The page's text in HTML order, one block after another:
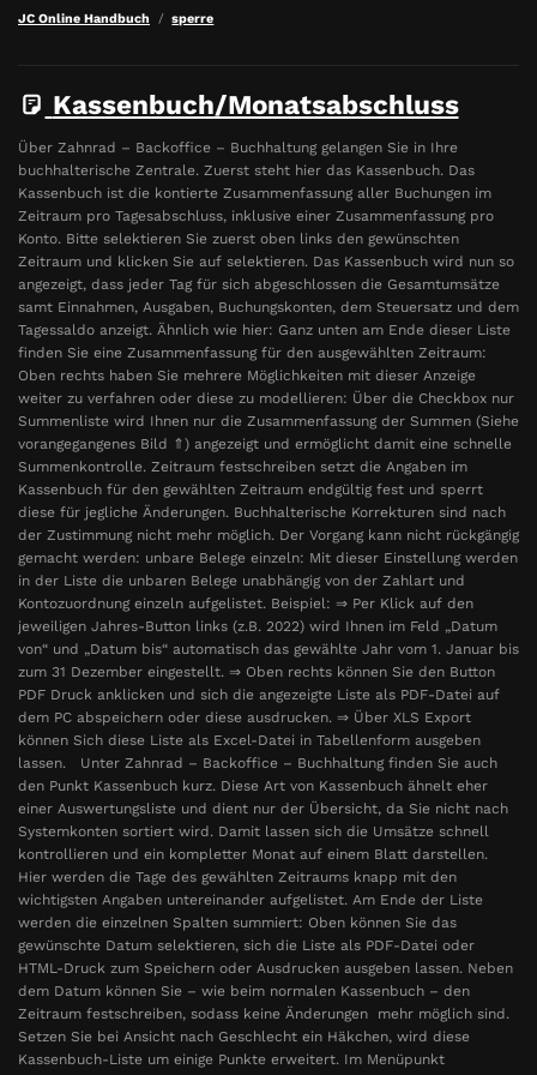
JC Online Handbuch sperre
Kassenbuch/Monatsabschluss
Über Zahnrad – Backoffice – Buchhaltung gelangen Sie in Ihre
buchhalterische Zentrale. Zuerst steht hier das Kassenbuch. Das
Kassenbuch ist die kontierte Zusammenfassung aller Buchungen im
Zeitraum pro Tagesabschluss, inklusive einer Zusammenfassung pro
Konto. Bitte selektieren Sie zuerst oben links den gewünschten
Zeitraum und klicken Sie auf selektieren. Das Kassenbuch wird nun so
angezeigt, dass jeder Tag für sich abgeschlossen die Gesamtumsätze
samt Einnahmen, Ausgaben, Buchungskonten, dem Steuersatz und dem
Tagessaldo anzeigt. Ähnlich wie hier: Ganz unten am Ende dieser Liste
finden Sie eine Zusammenfassung für den ausgewählten Zeitraum:
Oben rechts haben Sie mehrere Möglichkeiten mit dieser Anzeige
weiter zu verfahren oder diese zu modellieren: Über die Checkbox nur
Summenliste wird Ihnen nur die Zusammenfassung der Summen (Siehe
vorangegangenes Bild ⇑) angezeigt und ermöglicht damit eine schnelle
Summenkontrolle. Zeitraum festschreiben setzt die Angaben im
Kassenbuch für den gewählten Zeitraum endgültig fest und sperrt
diese für jegliche Änderungen. Buchhalterische Korrekturen sind nach
der Zustimmung nicht mehr möglich. Der Vorgang kann nicht rückgängig
gemacht werden: unbare Belege einzeln: Mit dieser Einstellung werden
in der Liste die unbaren Belege unabhängig von der Zahlart und
Kontozuordnung einzeln aufgelistet. Beispiel: ⇒ Per Klick auf den
jeweiligen Jahres-Button links (z.B. 2022) wird Ihnen im Feld „Datum
von“ und „Datum bis“ automatisch das gewählte Jahr vom 1. Januar bis
zum 31 Dezember eingestellt. ⇒ Oben rechts können Sie den Button
PDF Druck anklicken und sich die angezeigte Liste als PDF-Datei auf
dem PC abspeichern oder diese ausdrucken. ⇒ Über XLS Export
können Sich diese Liste als Excel-Datei in Tabellenform ausgeben
lassen. Unter Zahnrad – Backoffice – Buchhaltung finden Sie auch
den Punkt Kassenbuch kurz. Diese Art von Kassenbuch ähnelt eher
einer Auswertungsliste und dient nur der Übersicht, da Sie nicht nach
Systemkonten sortiert wird. Damit lassen sich die Umsätze schnell
kontrollieren und ein kompletter Monat auf einem Blatt darstellen.
Hier werden die Tage des gewählten Zeitraums knapp mit den
wichtigsten Angaben untereinander aufgelistet. Am Ende der Liste
werden die einzelnen Spalten summiert: Oben können Sie das
gewünschte Datum selektieren, sich die Liste als PDF-Datei oder
HTML-Druck zum Speichern oder Ausdrucken ausgeben lassen. Neben
dem Datum können Sie – wie beim normalen Kassenbuch – den
Zeitraum festschreiben, sodass keine Änderungen mehr möglich sind.
Setzen Sie bei Ansicht nach Geschlecht ein Häkchen, wird diese
Kassenbuch-Liste um einige Punkte erweitert. Im Menüpunkt